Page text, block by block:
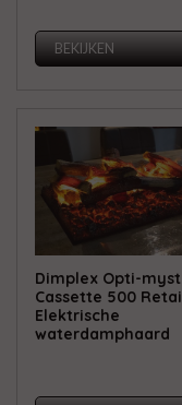
BEKIJKEN
Dimplex Opti-myst
Cassette 500 Retail
Elektrische
waterdamphaard